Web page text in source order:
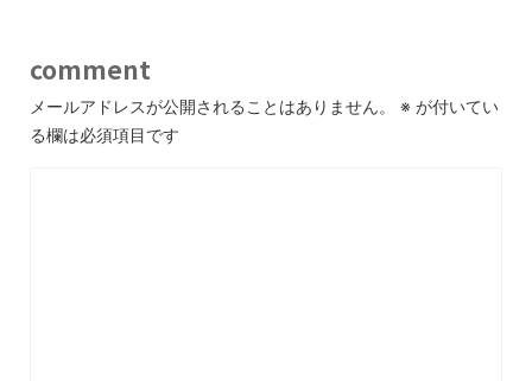
comment
メールアドレスが公開されることはありません。 ※ が付いてい
る欄は必須項目です